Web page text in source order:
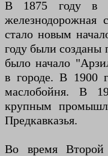
В 1875 году в
железнодорожная
стало новым
году были созданы
было начало
в городе. В 1900
маслобойня. В
крупным
Предкавказья.
Во время Второй